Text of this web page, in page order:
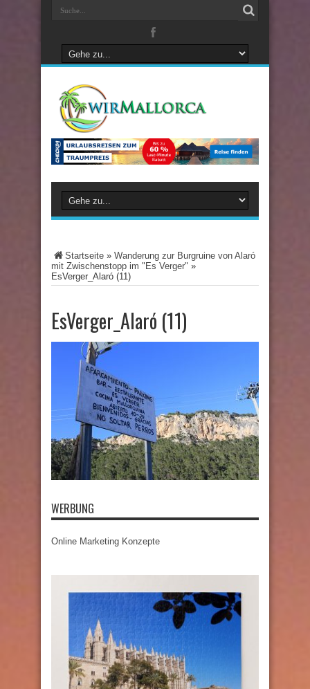
Startseite » Wanderung zur Burgruine von Alaró
mit Zwischenstopp im "Es Verger" »
EsVerger_Alaró (11)
EsVerger_Alaró (11)
WERBUNG
Online Marketing Konzepte